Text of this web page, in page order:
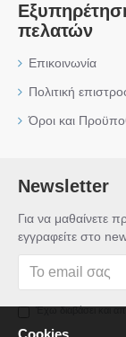
πελατών
Επικοινωνία
Πολιτική
Όροι και
Newsletter
Για να μαθαίνετε
εγγραφείτε στο
Έχω διαβάσει και
Cookies